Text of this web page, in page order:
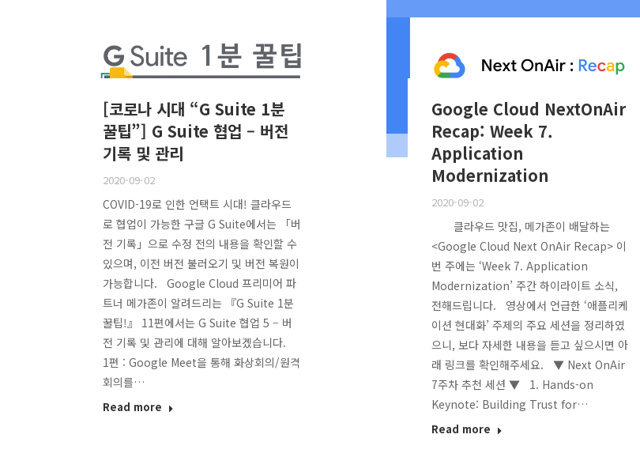
[코로나 시대 “G Suite 1분
꿀팁”] G Suite 협업 – 버전
기록 및 관리
2020-09-02
COVID-19로 인한 언택트 시대! 클라우드
로 협업이 가능한 구글 G Suite에서는 「버
전 기록」으로 수정 전의 내용을 확인할 수
있으며, 이전 버전 불러오기 및 버전 복원이
가능합니다. Google Cloud 프리미어 파
트너 메가존이 알려드리는 『G Suite 1분
꿀팁!』 11편에서는 G Suite 협업 5 – 버
전 기록 및 관리에 대해 알아보겠습니다.
1편 : Google Meet을 통해 화상회의/원격
회의를…
Read more
Google Cloud NextOnAir
Recap: Week 7.
Application
Modernization
2020-09-02
클라우드 맛집, 메가존이 배달하는
<Google Cloud Next OnAir Recap> 이
번 주에는 ‘Week 7. Application
Modernization’ 주간 하이라이트 소식,
전해드립니다. 영상에서 언급한 ‘애플리케
이션 현대화’ 주제의 주요 세션을 정리하였
으니, 보다 자세한 내용을 듣고 싶으시면 아
래 링크를 확인해주세요. ▼ Next OnAir
7주차 추천 세션 ▼ 1. Hands-on
Keynote: Building Trust for…
Read more